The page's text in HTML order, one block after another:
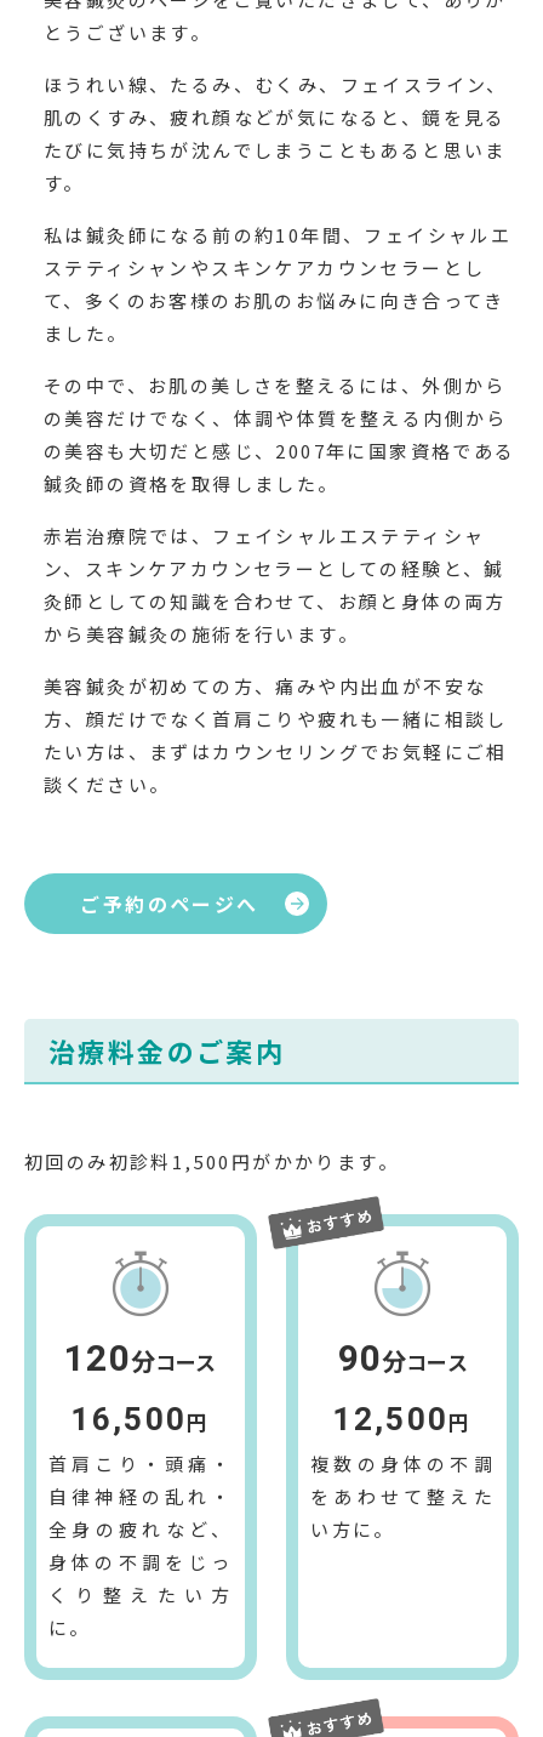
とうございます。
ほうれい線、たるみ、むくみ、フェイスライン、
肌のくすみ、疲れ顔などが気になると、鏡を見る
たびに気持ちが沈んでしまうこともあると思いま
す。
私は鍼灸師になる前の約10年間、フェイシャルエ
ステティシャンやスキンケアカウンセラーとし
て、多くのお客様のお肌のお悩みに向き合ってき
ました。
その中で、お肌の美しさを整えるには、外側から
の美容だけでなく、体調や体質を整える内側から
の美容も大切だと感じ、2007年に国家資格である
鍼灸師の資格を取得しました。
赤岩治療院では、フェイシャルエステティシャ
ン、スキンケアカウンセラーとしての経験と、鍼
灸師としての知識を合わせて、お顔と身体の両方
から美容鍼灸の施術を行います。
美容鍼灸が初めての方、痛みや内出血が不安な
方、顔だけでなく首肩こりや疲れも一緒に相談し
たい方は、まずはカウンセリングでお気軽にご相
談ください。
ご予約のページへ
治療料金のご案内
初回のみ初診料 1,500 円がかかります。
120分コース
16,500円
首肩こり・頭痛・
自律神経の乱れ・
全身の疲れなど、
身体の不調をじっ
くり整えたい方
に。
90分コース
12,500円
複数の身体の不調
をあわせて整えた
い方に。